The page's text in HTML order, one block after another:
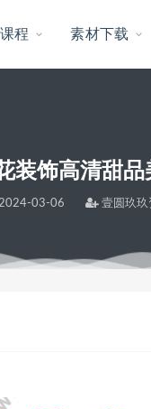
程 素材下载
装饰高清甜
03-06 壹圆玖玖
小说推文素材解压视频